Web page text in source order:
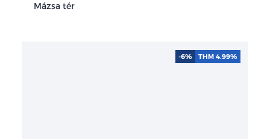
Mázsa tér
-6% THM 4.99%